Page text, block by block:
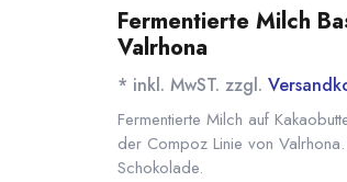
Fermentierte Milch
Valrhona
* inkl. MwST. zzgl.
Fermentierte Milch auf
der Compoz Linie von
Schokolade.